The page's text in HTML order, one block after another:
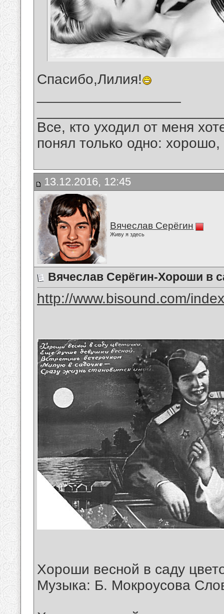
Спасибо,Лилия!
Все, кто уходил от меня
понял только одно:
13.12.2016, 12:45
Вячеслав Серёгин
Живу я здесь
Вячеслав Серёгин-Хороши в
http://www.bisound.com/
Хороши весной в саду
Музыка: Б. Мокроусова